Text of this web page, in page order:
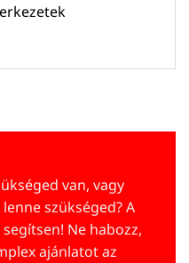
van, vagy
szükséged? A
Ne habozz,
ajánlatot az